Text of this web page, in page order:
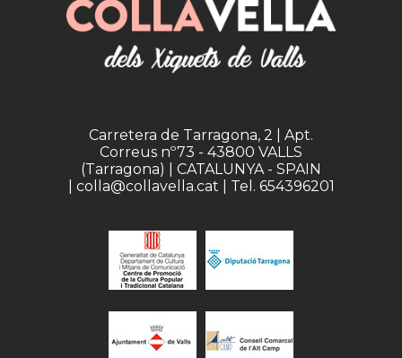
Carretera de Tarragona, 2 | Apt.
Correus nº73 - 43800 VALLS
(Tarragona) | CATALUNYA - SPAIN
| colla@collavella.cat | Tel. 654396201